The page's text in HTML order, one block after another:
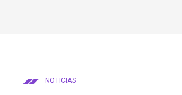
NOTICIAS